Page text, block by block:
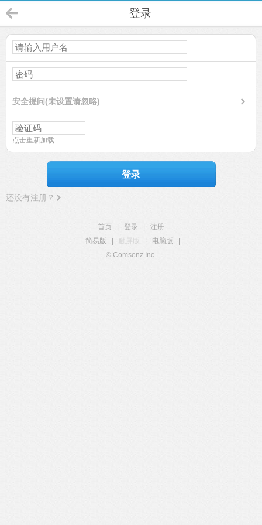
登录
安全提问(未设置请忽略)
点击重新加载
登录
还没有注册？
首页 登录
注册
简易版
触屏版 电脑版
© Comsenz Inc.